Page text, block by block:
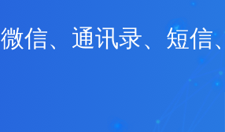
微信、通讯录、短信